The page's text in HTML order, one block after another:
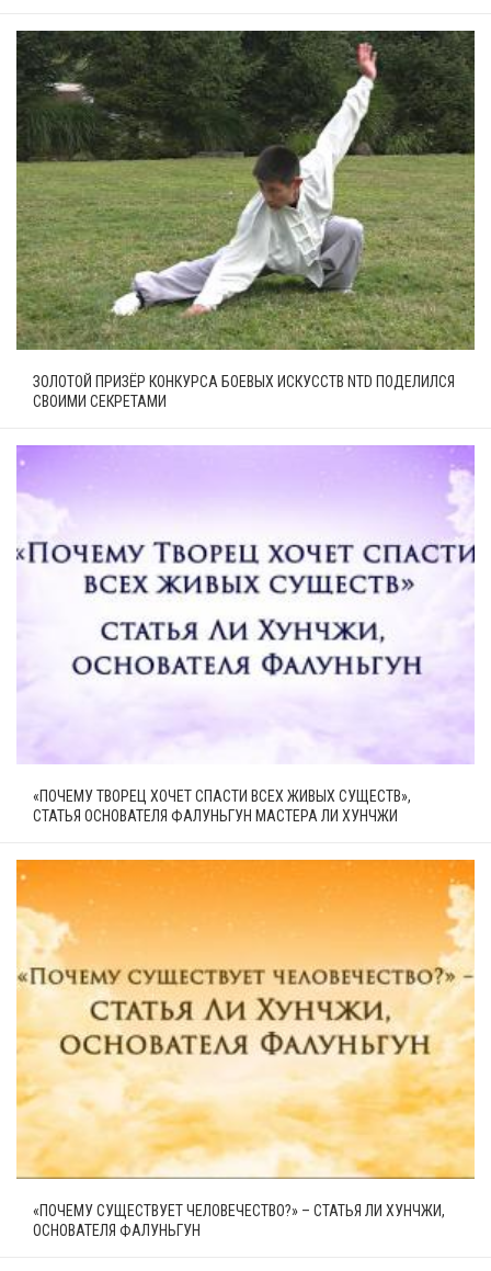
ЗОЛОТОЙ ПРИЗЁР КОНКУРСА БОЕВЫХ ИСКУССТВ NTD ПОДЕЛИЛСЯ
СВОИМИ СЕКРЕТАМИ
«ПОЧЕМУ ТВОРЕЦ ХОЧЕТ СПАСТИ ВСЕХ ЖИВЫХ СУЩЕСТВ»,
СТАТЬЯ ОСНОВАТЕЛЯ ФАЛУНЬГУН МАСТЕРА ЛИ ХУНЧЖИ
«ПОЧЕМУ СУЩЕСТВУЕТ ЧЕЛОВЕЧЕСТВО?» – СТАТЬЯ ЛИ ХУНЧЖИ,
ОСНОВАТЕЛЯ ФАЛУНЬГУН